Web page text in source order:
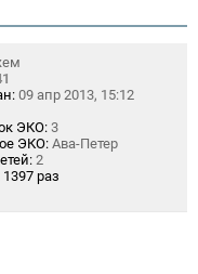
09 апр 2013, 15:12
ЭКО: 3
ЭКО: Ава-Петер
2
1397 раз